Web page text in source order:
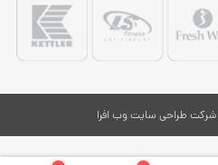
شرکت طراحی سایت وب افرا